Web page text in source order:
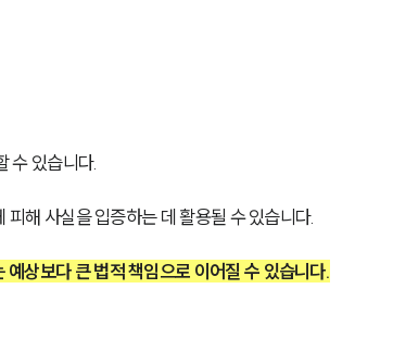
수 있습니다.
해 사실을 입증하는 데 활용될 수 있습니다.
상보다 큰 법적 책임으로 이어질 수 있습니다.